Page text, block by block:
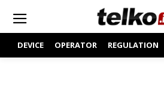
DEVICE OPERATOR REGULATION